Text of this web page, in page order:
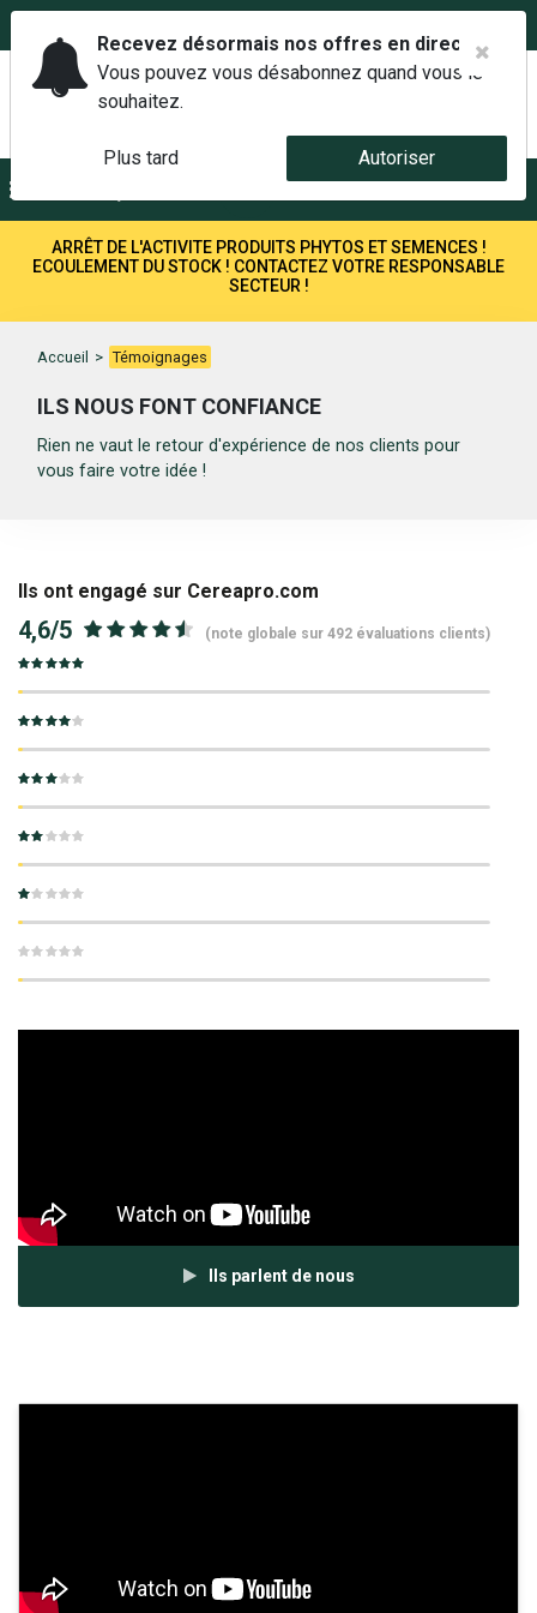
ARRÊT DE L'ACTIVITE PRODUITS PHYTOS ET SEMENCES !
ECOULEMENT DU STOCK ! CONTACTEZ VOTRE RESPONSABLE
SECTEUR !
Accueil > Témoignages
ILS NOUS FONT CONFIANCE
Rien ne vaut le retour d'expérience de nos clients pour
vous faire votre idée !
Ils ont engagé sur Cereapro.com
4,6/5 (note globale sur 492 évaluations clients)
Ils parlent de nous
Recevez désormais nos offres en direct.
Vous pouvez vous désabonnez quand vous le
souhaitez.
Plus tard Autoriser